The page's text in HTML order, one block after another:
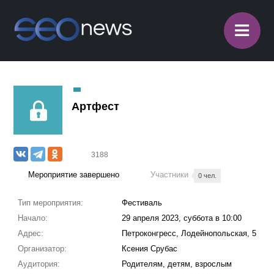
≡
Артфест
3188
Мероприятие завершено Участники 0 чел.
Тип мероприятия:
Фестиваль
Начало:
29 апреля 2023, суббота в 10:00
Адрес:
Петроконгресс, Лодейнопольская, 5
Организатор:
Ксения Срубас
Аудитория:
Родителям, детям, взрослым